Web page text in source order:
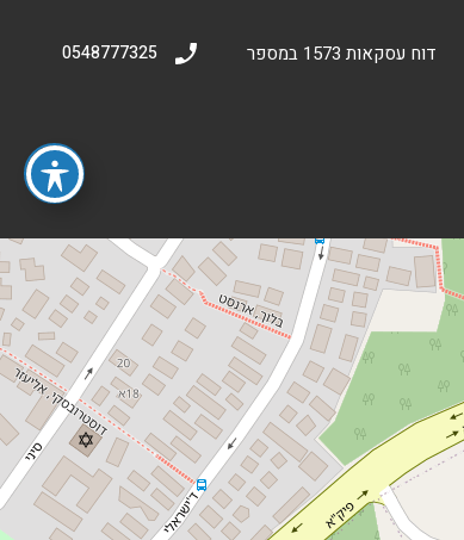
דוח עסקאות 1573 במספר 0548777325